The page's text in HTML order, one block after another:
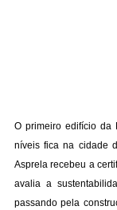
O primeiro edifício da
níveis fica na cidade
Asprela recebeu a
avalia a
passando pela